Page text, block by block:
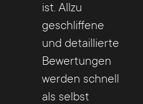
ist. Allzu
geschliffene
und detaillierte
Bewertungen
werden schnell
als selbst